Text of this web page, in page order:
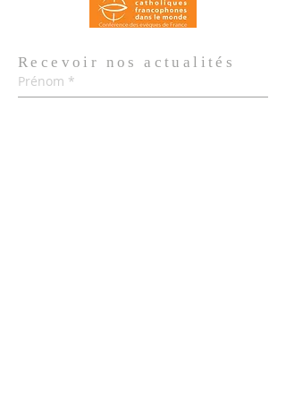
Recevoir nosactualités
Prénom *